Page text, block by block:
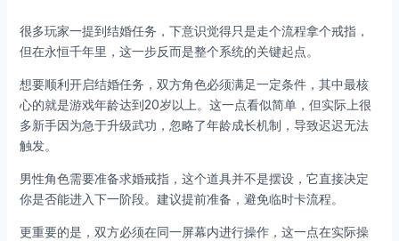
很多玩家一提到结婚任务，下意识觉得只是走个流程拿个戒指，
但在永恒千年里，这一步反而是整个系统的关键起点。
想要顺利开启结婚任务，双方角色必须满足一定条件，其中最核
心的就是游戏年龄达到20岁以上。这一点看似简单，但实际上很
多新手因为急于升级武功，忽略了年龄成长机制，导致迟迟无法
触发。
男性角色需要准备求婚戒指，这个道具并不是摆设，它直接决定
你是否能进入下一阶段。建议提前准备，避免临时卡流程。
更重要的是，双方必须在同一屏幕内进行操作，这一点在实际操